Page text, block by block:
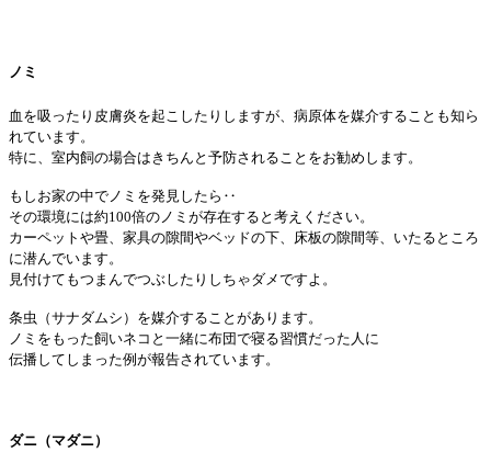
ノミ
血を吸ったり皮膚炎を起こしたりしますが、病原体を媒介することも知ら
れています。
特に、室内飼の場合はきちんと予防されることをお勧めします。
もしお家の中でノミを発見したら‥
その環境には約100倍のノミが存在すると考えください。
カーペットや畳、家具の隙間やベッドの下、床板の隙間等、いたるところ
に潜んでいます。
見付けてもつまんでつぶしたりしちゃダメですよ。
条虫（サナダムシ）を媒介することがあります。
ノミをもった飼いネコと一緒に布団で寝る習慣だった人に
伝播してしまった例が報告されています。
ダニ（マダニ）